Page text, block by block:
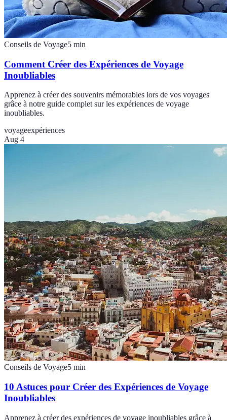
Conseils de Voyage5 min
Comment Créer des Expériences de Voyage
Inoubliables
Apprenez à créer des souvenirs mémorables lors de vos voyages
grâce à notre guide complet sur les expériences de voyage
inoubliables.
voyageexpériences
Aug 4
Conseils de Voyage5 min
10 Astuces pour Créer des Expériences de Voyage
Inoubliables
Apprenez à créer des expériences de voyage inoubliables grâce à